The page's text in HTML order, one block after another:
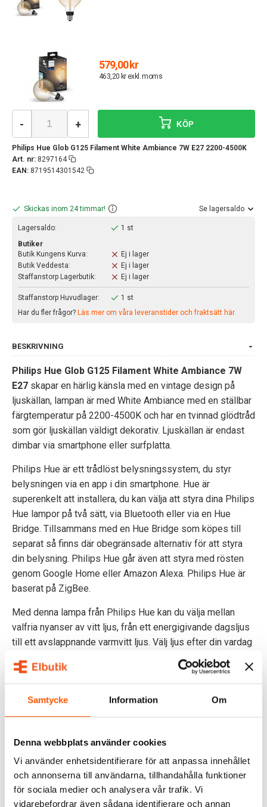
Samtycke Information Om
Denna webbplats använder cookies
Vi använder enhetsidentifierare för att anpassa innehållet
och annonserna till användarna, tillhandahålla funktioner
för sociala medier och analysera vår trafik. Vi
vidarebefordrar även sådana identifierare och annan
579,00 kr
463,20 kr exkl. moms
Philips Hue Glob G125 Filament White Ambiance 7W E27 2200-4500K
Art. nr: 8297164
EAN: 8719514301542
- + KÖP
Skickas inom 24 timmar! Se lagersaldo
Lagersaldo:
1 st
Butiker
Butik Kungens Kurva:
Ej i lager
Butik Veddesta:
Ej i lager
Staffanstorp Lagerbutik:
Ej i lager
Staffanstorp Huvudlager:
1 st
Har du fler frågor? Läs mer om våra leveranstider och fraktsätt här.
BESKRIVNING
Philips Hue Glob G125 Filament White Ambiance 7W
E27 skapar en härlig känsla med en vintage design på
ljuskällan, lampan är med White Ambiance med en ställbar
färgtemperatur på 2200-4500K och har en tvinnad glödtråd
som gör ljuskällan väldigt dekorativ. Ljuskällan är endast
dimbar via smartphone eller surfplatta.
Philips Hue är ett trådlöst belysningssystem, du styr
belysningen via en app i din smartphone. Hue är
superenkelt att installera, du kan välja att styra dina Philips
Hue lampor på två sätt, via Bluetooth eller via en Hue
Bridge. Tillsammans med en Hue Bridge som köpes till
separat så finns där obegränsade alternativ för att styra
din belysning. Philips Hue går även att styra med rösten
genom Google Home eller Amazon Alexa. Philips Hue är
baserat på ZigBee.
Med denna lampa från Philips Hue kan du välja mellan
valfria nyanser av vitt ljus, från ett energigivande dagsljus
till ett avslappnande varmvitt ljus. Välj ljus efter din vardag
SPECIFIKATIONER
FRÅGOR & SVAR
ALTERNATIVA PRODUKTER